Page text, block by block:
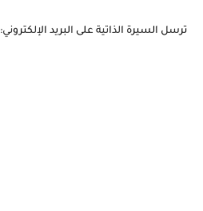
ترسل السيرة الذاتية على البريد الإلكتروني: admin@mina-alarab.com